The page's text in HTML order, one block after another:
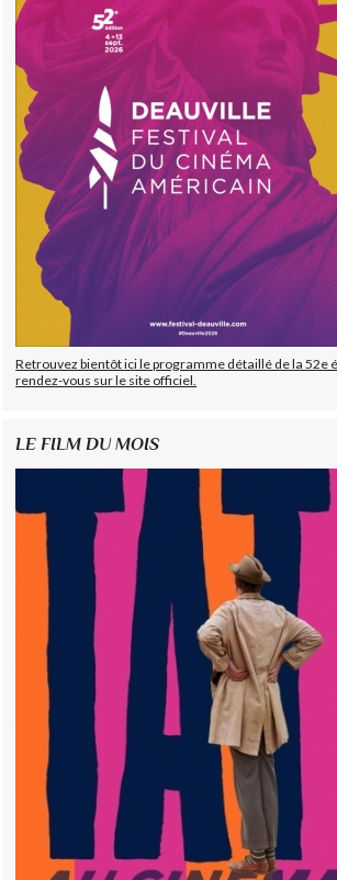
Retrouvez bientôt ici le programme détaillé de la 52e
rendez-vous sur le site officiel.
LE FILM DU MOIS